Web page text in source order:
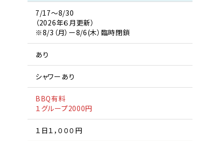
7/17〜8/30
（2026年６月更新）
※8/3（月）ー8/6(木）臨時閉鎖
あり
シャワーあり
BBQ有料
１グループ2000円
１日１，０００円